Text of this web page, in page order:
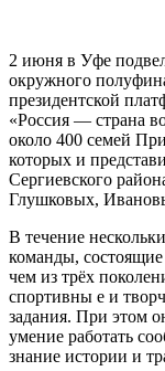
2 июня в Уфе
окружного
президентской
«Россия — страна
около 400 семей
которых и
Сергиевского
Глушковых,
В течение
команды,
чем из трёх
спортивны е и
задания. При этом
умение работать
знание истории и